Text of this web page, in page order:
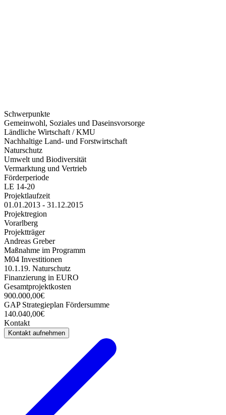
Schwerpunkte
Gemeinwohl, Soziales und Daseinsvorsorge
Ländliche Wirtschaft / KMU
Nachhaltige Land- und Forstwirtschaft
Naturschutz
Umwelt und Biodiversität
Vermarktung und Vertrieb
Förderperiode
LE 14-20
Projektlaufzeit
01.01.2013 - 31.12.2015
Projektregion
Vorarlberg
Projektträger
Andreas Greber
Maßnahme im Programm
M04 Investitionen
10.1.19. Naturschutz
Finanzierung in EURO
Gesamtprojektkosten
900.000,00€
GAP Strategieplan Fördersumme
140.040,00€
Kontakt
Kontakt aufnehmen